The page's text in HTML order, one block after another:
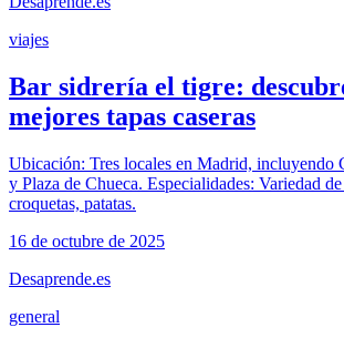
viajes
Bar sidrería el tigre:
mejores tapas caseras
Ubicación: Tres locales en Madrid, incluyendo
y Plaza de Chueca. Especialidades: Variedad
croquetas, patatas.
16 de octubre de 2025
Desaprende.es
general